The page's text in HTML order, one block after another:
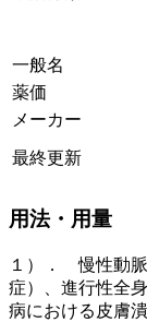
一般名
薬価
メーカー
最終更新
用法・用量
１）． 慢性動
症）、進行性全
病における皮膚